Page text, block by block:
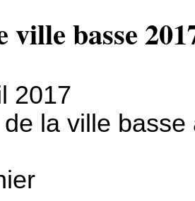
ville basse
2017
la ville